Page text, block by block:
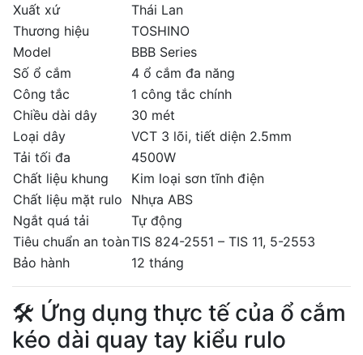
Xuất xứ
Thái Lan
Thương hiệu
TOSHINO
Model
BBB Series
Số ổ cắm
4 ổ cắm đa năng
Công tắc
1 công tắc chính
Chiều dài dây
30 mét
Loại dây
VCT 3 lõi, tiết diện 2.5mm
Tải tối đa
4500W
Chất liệu khung
Kim loại sơn tĩnh điện
Chất liệu mặt rulo
Nhựa ABS
Ngắt quá tải
Tự động
Tiêu chuẩn an toànTIS 824-2551 – TIS 11, 5-2553
Bảo hành
12 tháng
🛠️ Ứng dụng thực tế của ổ cắm
kéo dài quay tay kiểu rulo